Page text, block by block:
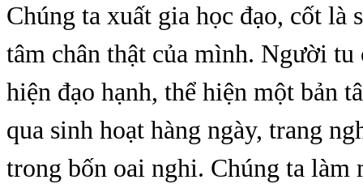
Chúng ta xuất gia học đạo, cốt là
tâm chân thật của mình. Người tu
hiện đạo hạnh, thể hiện một bản
qua sinh hoạt hàng ngày, trang
trong bốn oai nghi. Chúng ta làm